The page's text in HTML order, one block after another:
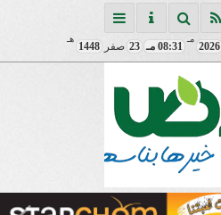
2026
مـ
08:31 مـ 23 صفر 1448
هـ